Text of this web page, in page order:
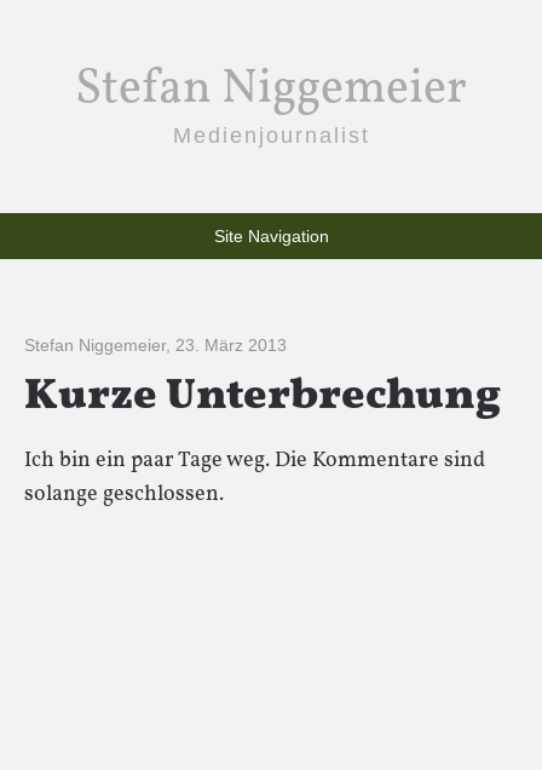
Stefan Niggemeier
Medienjournalist
Site Navigation
Stefan Niggemeier, 23. März 2013
Kurze Unterbrechung
Ich bin ein paar Tage weg. Die Kommentare sind
solange geschlossen.